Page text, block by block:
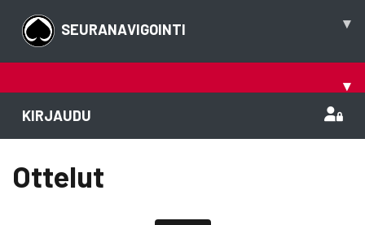
SEURANAVIGOINTI ▾
▾
KIRJAUDU
Ottelut